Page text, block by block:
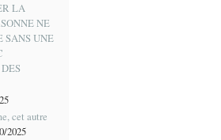
LA
NE
SANS UNE
cet autre
2025